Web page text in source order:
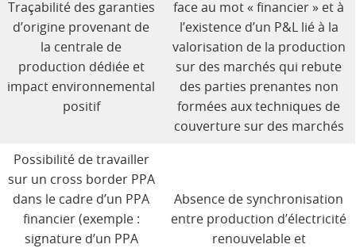
Traçabilité des garanties
d’origine provenant de
la centrale de
production dédiée et
impact environnemental
positif
face au mot « financier » et à
l’existence d’un P&L lié à la
valorisation de la production
sur des marchés qui rebute
des parties prenantes non
formées aux techniques de
couverture sur des marchés
Possibilité de travailler
sur un cross border PPA
dans le cadre d’un PPA
financier (exemple :
signature d’un PPA
Absence de synchronisation
entre production d’électricité
renouvelable et